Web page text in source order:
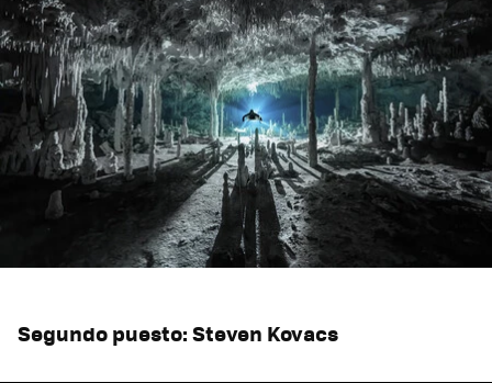
Segundo puesto: Steven Kovacs